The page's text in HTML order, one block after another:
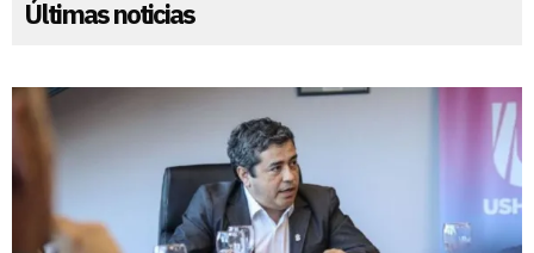
Últimas noticias